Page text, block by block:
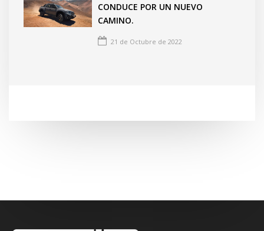
CONDUCE POR UN NUEVO
CAMINO.
21 de Octubre de 2022